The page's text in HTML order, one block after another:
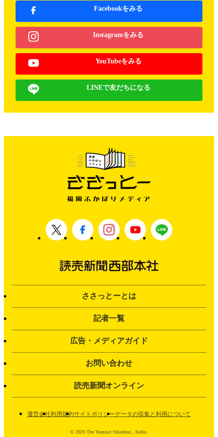
Facebookをみる
Instagramをみる
YouTubeをみる
LINEで友だちになる
ささっとーとは
記者一覧
広告・メディアガイド
お問い合わせ
読売新聞オンライン
運営会社利用規約サイトポリシーデータの収集と利用について
© 2020 The Yomiuri Shimbun , Seibu.